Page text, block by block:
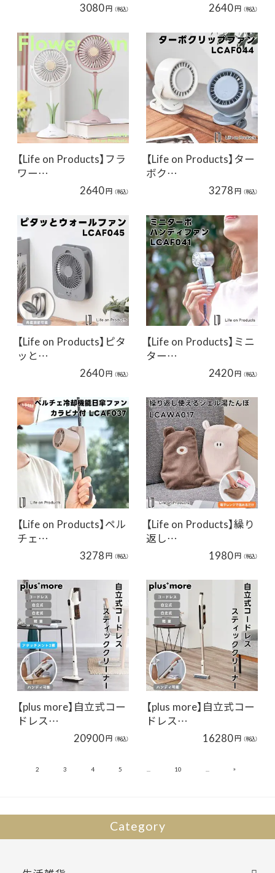
3080円 （税込）
2640円 （税込）
【Life on Products】フラ
ワー…
2640円 （税込）
【Life on Products】ター
ボク…
3278円 （税込）
【Life on Products】ピタ
ッと…
2640円 （税込）
【Life on Products】ミニ
ター…
2420円 （税込）
【Life on Products】ペル
チェ…
3278 円 （税込）
【Life on Products】繰り
返し…
1980円 （税込）
【plus more】自立式コー
ドレス…
20900円 （税込）
【plus more】自立式コー
ドレス…
16280円 （税込）
2 3 4 5 10 »
Category